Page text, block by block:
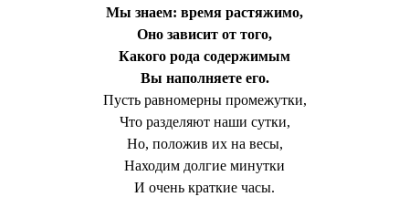
Мы знаем: время растяжимо,
Оно зависит от того,
Какого рода содержимым
Вы наполняете его.
Пусть равномерны промежутки,
Что разделяют наши сутки,
Но, положив их на весы,
Находим долгие минутки
И очень краткие часы.